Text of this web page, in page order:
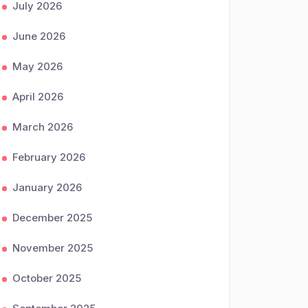
July 2026
June 2026
May 2026
April 2026
March 2026
February 2026
January 2026
December 2025
November 2025
October 2025